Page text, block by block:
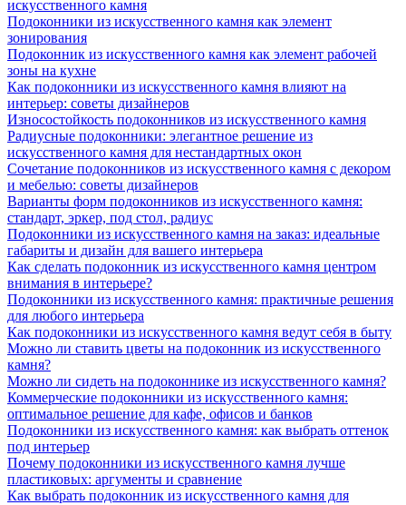
искусственного камня
Подоконники из искусственного камня как элемент
зонирования
Подоконник из искусственного камня как элемент рабочей
зоны на кухне
Как подоконники из искусственного камня влияют на
интерьер: советы дизайнеров
Износостойкость подоконников из искусственного камня
Радиусные подоконники: элегантное решение из
искусственного камня для нестандартных окон
Сочетание подоконников из искусственного камня с декором
и мебелью: советы дизайнеров
Варианты форм подоконников из искусственного камня:
стандарт, эркер, под стол, радиус
Подоконники из искусственного камня на заказ: идеальные
габариты и дизайн для вашего интерьера
Как сделать подоконник из искусственного камня центром
внимания в интерьере?
Подоконники из искусственного камня: практичные решения
для любого интерьера
Как подоконники из искусственного камня ведут себя в быту
Можно ли ставить цветы на подоконник из искусственного
камня?
Можно ли сидеть на подоконнике из искусственного камня?
Коммерческие подоконники из искусственного камня:
оптимальное решение для кафе, офисов и банков
Подоконники из искусственного камня: как выбрать оттенок
под интерьер
Почему подоконники из искусственного камня лучше
пластиковых: аргументы и сравнение
Как выбрать подоконник из искусственного камня для